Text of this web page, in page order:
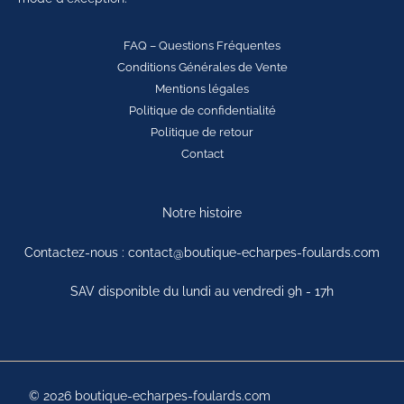
FAQ – Questions Fréquentes
Conditions Générales de Vente
Mentions légales
Politique de confidentialité
Politique de retour
Contact
Notre histoire
Contactez-nous : contact@boutique-echarpes-foulards.com
SAV disponible du lundi au vendredi 9h - 17h
© 2026 boutique-echarpes-foulards.com